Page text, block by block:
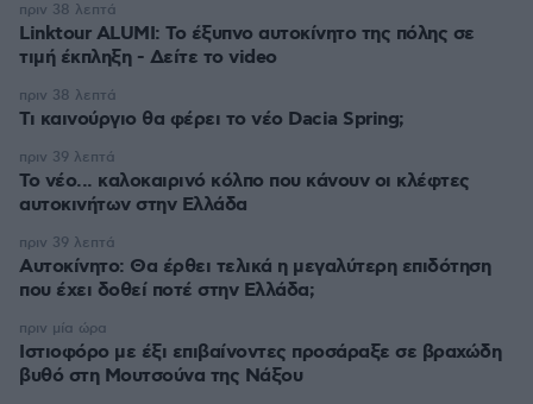
Linktour ALUMI: Το έξυπνο αυτοκίνητο της πόλης σε
τιμή έκπληξη - Δείτε το video
πριν 38 λεπτά
Τι καινούργιο θα φέρει το νέο Dacia Spring;
πριν 38 λεπτά
Το νέο... καλοκαιρινό κόλπο που κάνουν οι κλέφτες
αυτοκινήτων στην Ελλάδα
πριν 39 λεπτά
Αυτοκίνητο: Θα έρθει τελικά η μεγαλύτερη επιδότηση
που έχει δοθεί ποτέ στην Ελλάδα;
πριν 39 λεπτά
Ιστιοφόρο με έξι επιβαίνοντες προσάραξε σε βραχώδη
βυθό στη Μουτσούνα της Νάξου
πριν μία ώρα